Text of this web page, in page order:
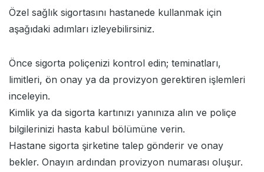
Özel sağlık sigortasını hastanede kullanmak için
aşağıdaki adımları izleyebilirsiniz.
Önce sigorta poliçenizi kontrol edin; teminatları,
limitleri, ön onay ya da provizyon gerektiren işlemleri
inceleyin.
Kimlik ya da sigorta kartınızı yanınıza alın ve poliçe
bilgilerinizi hasta kabul bölümüne verin.
Hastane sigorta şirketine talep gönderir ve onay
bekler. Onayın ardından provizyon numarası oluşur.